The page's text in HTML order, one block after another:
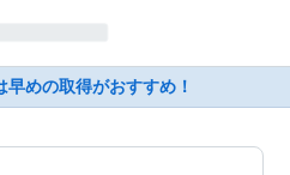
めの取得がおすすめ！